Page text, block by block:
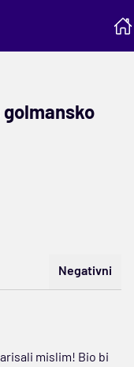
Negativni
mislim! Bio bi